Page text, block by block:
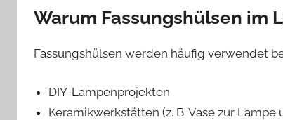
Warum Fassungshülsen im
Fassungshülsen werden häufig verwendet
DIY-Lampenprojekten
Keramikwerkstätten (z. B. Vase zur Lampe